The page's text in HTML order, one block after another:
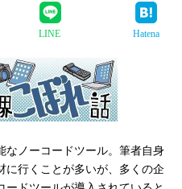
LINE Hatena
ノーコードツール。筆者自身
に行くことが多いが、多くの企